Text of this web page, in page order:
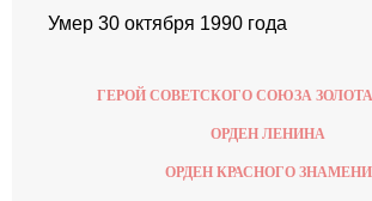
Умер 30 октября 1990 года
ГЕРОЙ СОВЕТСКОГО СОЮЗА
ОРДЕН ЛЕНИНА
ОРДЕН КРАСНОГО ЗНАМЕНИ